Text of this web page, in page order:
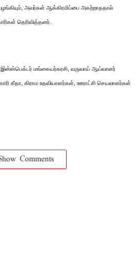
அவர்கள் ஆக்கிரமிப்பை அகற்றாததால்
தெரிவித்தனர்.
இன்ஸ்பெக்டர் மங்கையர்கரசி, வருவாய் ஆய்வாளர்
கீதா, கிராம உதவியாளர்கள், ஊராட்சி செயலாளர்கள்
Comments